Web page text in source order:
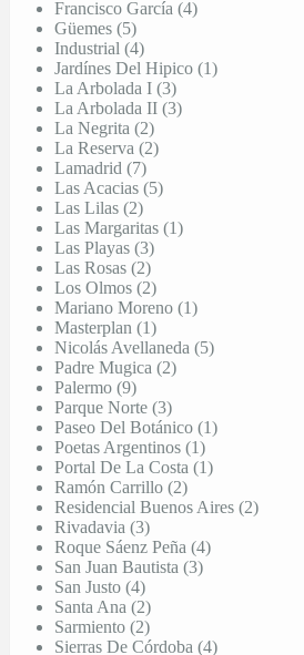
Francisco García (4)
Güemes (5)
Industrial (4)
Jardínes Del Hipico (1)
La Arbolada I (3)
La Arbolada II (3)
La Negrita (2)
La Reserva (2)
Lamadrid (7)
Las Acacias (5)
Las Lilas (2)
Las Margaritas (1)
Las Playas (3)
Las Rosas (2)
Los Olmos (2)
Mariano Moreno (1)
Masterplan (1)
Nicolás Avellaneda (5)
Padre Mugica (2)
Palermo (9)
Parque Norte (3)
Paseo Del Botánico (1)
Poetas Argentinos (1)
Portal De La Costa (1)
Ramón Carrillo (2)
Residencial Buenos Aires (2)
Rivadavia (3)
Roque Sáenz Peña (4)
San Juan Bautista (3)
San Justo (4)
Santa Ana (2)
Sarmiento (2)
Sierras De Córdoba (4)